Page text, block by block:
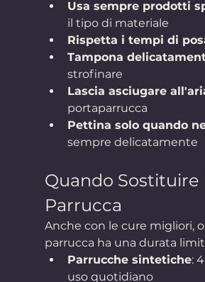
Usa sempre prodotti
il tipo di materiale
Rispetta i tempi di
Tampona
strofinare
Lascia asciugare
portaparrucca
Pettina solo quando
sempre delicatamente
Quando Sostituire
Parrucca
Anche con le cure migliori,
parrucca ha una durata
Parrucche sintetiche:
uso quotidiano